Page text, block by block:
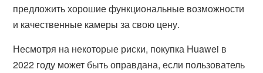
предложить хорошие функциональные возможности
и качественные камеры за свою цену.
Несмотря на некоторые риски, покупка Huawei в
2022 году может быть оправдана, если пользователь